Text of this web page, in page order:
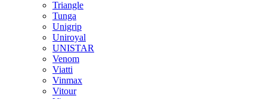
Triangle
Tunga
Unigrip
Uniroyal
UNISTAR
Venom
Viatti
Vinmax
Vitour